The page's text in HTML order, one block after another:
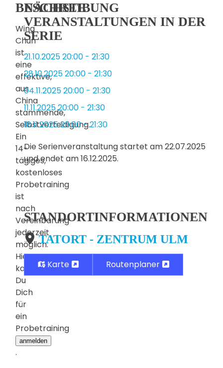
BESCHREIBUNG
Wing
Chun
ist
eine
effektive,
aus
China
stammende,
Selbstverteidigung.
Ein
14-
tägiges,
kostenloses
Probetraining
ist
nach
Vereinbarung
jederzeit
möglich.
Hier
kannst
Du
Dich
für
ein
Probetraining
anmelden
.
NÄCHSTE
VERANSTALTUNGEN IN DER
SERIE
21.10.202520:00 - 21:30
28.10.202520:00 - 21:30
04.11.202520:00 - 21:30
11.11.202520:00 - 21:30
18.11.202520:00-21:30
Die Serienveranstaltung startet am 22.07.2025
und endet am 16.12.2025.
STANDORTINFORMATIONEN
TATORT - ZENTRUM ULM
Karte Routenplaner